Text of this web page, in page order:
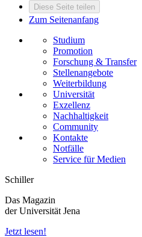
Diese Seite teilen
Zum Seitenanfang
Studium
Promotion
Forschung & Transfer
Stellenangebote
Weiterbildung
Universität
Exzellenz
Nachhaltigkeit
Community
Kontakte
Notfälle
Service für Medien
Schiller
Das Magazin
der Universität Jena
Jetzt lesen!